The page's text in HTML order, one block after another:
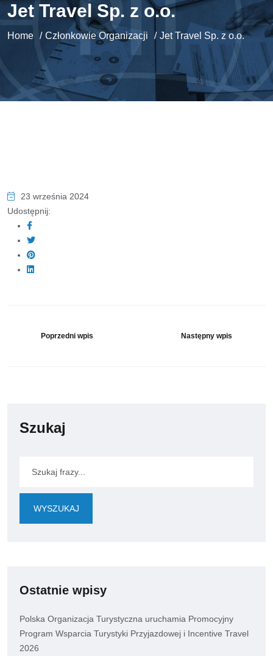
Jet Travel Sp. z o.o.
Home Członkowie Organizacji Jet Travel Sp. z o.o.
23 września 2024
Udostępnij:
Poprzedni wpis Następny wpis
Szukaj
WYSZUKAJ
Ostatnie wpisy
Polska Organizacja Turystyczna uruchamia Promocyjny
Program Wsparcia Turystyki Przyjazdowej i Incentive Travel
2026